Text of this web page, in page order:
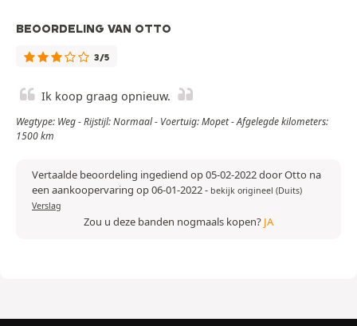
BEOORDELING VAN OTTO
3/5
Ik koop graag opnieuw.
Wegtype: Weg - Rijstijl: Normaal - Voertuig: Mopet - Afgelegde kilometers:
1500 km
Vertaalde beoordeling ingediend op 05-02-2022 door Otto na
een aankoopervaring op 06-01-2022- bekijk origineel (Duits)
Verslag
Zou u deze banden nogmaals kopen? JA